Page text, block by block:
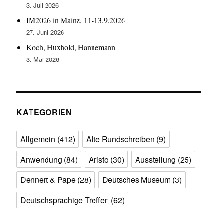
3. Juli 2026
IM2026 in Mainz, 11-13.9.2026
27. Juni 2026
Koch, Huxhold, Hannemann
3. Mai 2026
KATEGORIEN
Allgemein (412) Alte Rundschreiben (9)
Anwendung (84) Aristo (30) Ausstellung (25)
Dennert & Pape (28) Deutsches Museum (3)
Deutschsprachige Treffen (62)